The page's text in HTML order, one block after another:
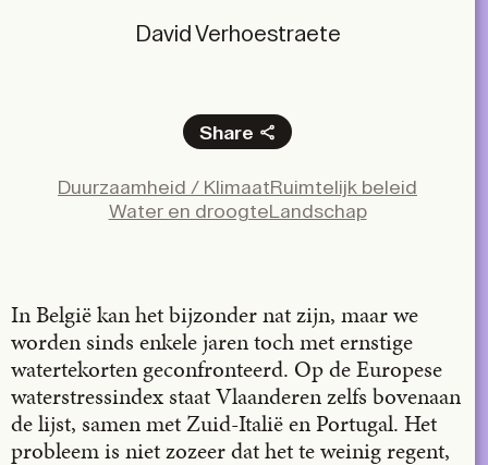
David Verhoestraete
Share
Duurzaamheid / KlimaatRuimtelijk beleid
Water en droogteLandschap
In België kan het bijzonder nat zijn, maar we
worden sinds enkele jaren toch met ernstige
watertekorten geconfronteerd. Op de Europese
waterstressindex staat Vlaanderen zelfs bovenaan
de lijst, samen met Zuid-Italië en Portugal. Het
probleem is niet zozeer dat het te weinig regent,